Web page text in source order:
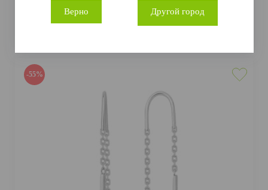
1 428 руб. 3 173 руб.
Серебро Проба Ag 925
-55%
Верно Другой город